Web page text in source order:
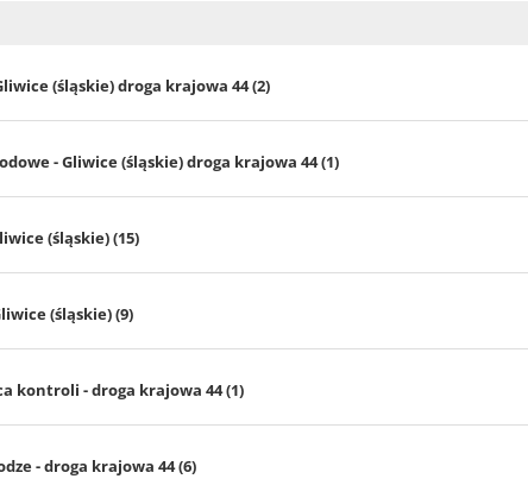
(śląskie) droga krajowa 44 (2)
- Gliwice (śląskie) droga krajowa 44 (1)
(śląskie) (15)
(śląskie) (9)
kontroli - droga krajowa 44 (1)
- droga krajowa 44 (6)